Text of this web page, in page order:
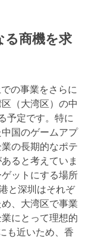
る商機を求
の事業をさらに
（大湾区）の中
予定です。特に
国のゲームアプ
の長期的なポテ
ると考えていま
ットにする場所
と深圳はそれぞ
、大湾区で事業
にとって理想的
も近いため、香